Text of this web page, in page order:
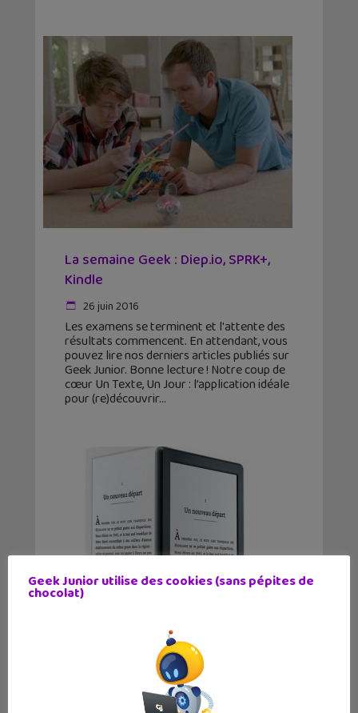
La semaine Geek : Diep.io, SPRK+,
Kindle
26 juin 2016
Les examens se terminent et l'attente des
résultats commencent. En attendant, vous
pouvez lire nos derniers articles publiés sur
Geek Junior. Bonne lecture ! Notre coup de
cœur Un Texte, Un Jour : l’application idéale
pour (re)découvrir
Ebook : sortie de la nouvelle liseuse
Kindle à petit prix
Geek Junior utilise des cookies (sans pépites de
chocolat)